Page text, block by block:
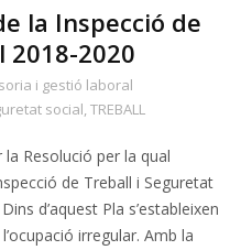
la Inspecció de
2018-2020
i gestió laboral
social,TREBALL
la Resolució per la qual
de Treball i Seguretat
d’aquest Pla s’estableixen
irregular. Amb la